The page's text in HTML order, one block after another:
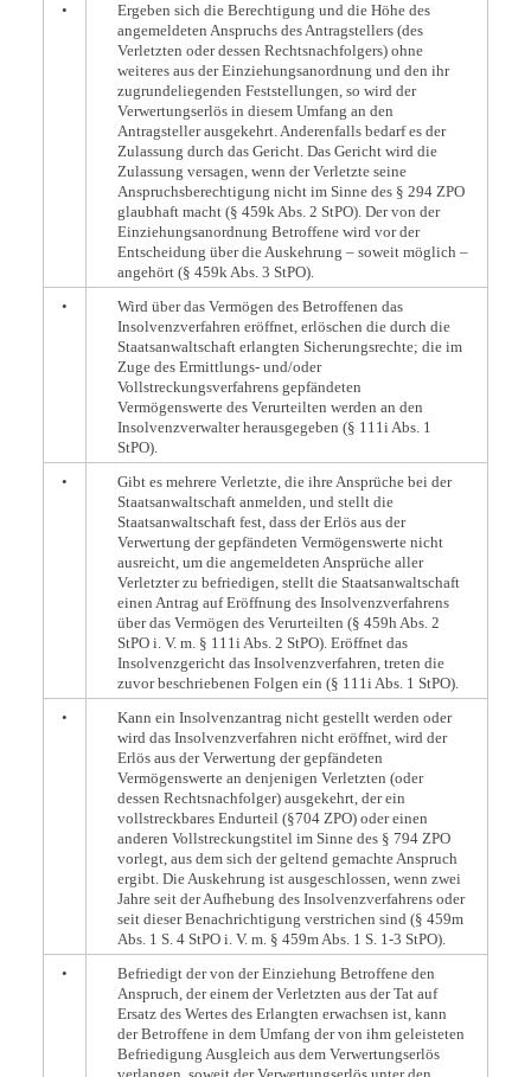
•
Ergeben sich die Berechtigung und die Höhe des
angemeldeten Anspruchs des Antragstellers (des
Verletzten oder dessen Rechtsnachfolgers) ohne
weiteres aus der Einziehungsanordnung und den ihr
zugrundeliegenden Feststellungen, so wird der
Verwertungserlös in diesem Umfang an den
Antragsteller ausgekehrt. Anderenfalls bedarf es der
Zulassung durch das Gericht. Das Gericht wird die
Zulassung versagen, wenn der Verletzte seine
Anspruchsberechtigung nicht im Sinne des § 294 ZPO
glaubhaft macht (§ 459k Abs. 2 StPO). Der von der
Einziehungsanordnung Betroffene wird vor der
Entscheidung über die Auskehrung – soweit möglich –
angehört (§ 459k Abs. 3 StPO).
•
Wird über das Vermögen des Betroffenen das
Insolvenzverfahren eröffnet, erlöschen die durch die
Staatsanwaltschaft erlangten Sicherungsrechte; die im
Zuge des Ermittlungs- und/oder
Vollstreckungsverfahrens gepfändeten
Vermögenswerte des Verurteilten werden an den
Insolvenzverwalter herausgegeben (§ 111i Abs. 1
StPO).
•
Gibt es mehrere Verletzte, die ihre Ansprüche bei der
Staatsanwaltschaft anmelden, und stellt die
Staatsanwaltschaft fest, dass der Erlös aus der
Verwertung der gepfändeten Vermögenswerte nicht
ausreicht, um die angemeldeten Ansprüche aller
Verletzter zu befriedigen, stellt die Staatsanwaltschaft
einen Antrag auf Eröffnung des Insolvenzverfahrens
über das Vermögen des Verurteilten (§ 459h Abs. 2
StPO i. V. m. § 111i Abs. 2 StPO). Eröffnet das
Insolvenzgericht das Insolvenzverfahren, treten die
zuvor beschriebenen Folgen ein (§ 111i Abs. 1 StPO).
•
Kann ein Insolvenzantrag nicht gestellt werden oder
wird das Insolvenzverfahren nicht eröffnet, wird der
Erlös aus der Verwertung der gepfändeten
Vermögenswerte an denjenigen Verletzten (oder
dessen Rechtsnachfolger) ausgekehrt, der ein
vollstreckbares Endurteil (§704 ZPO) oder einen
anderen Vollstreckungstitel im Sinne des § 794 ZPO
vorlegt, aus dem sich der geltend gemachte Anspruch
ergibt. Die Auskehrung ist ausgeschlossen, wenn zwei
Jahre seit der Aufhebung des Insolvenzverfahrens oder
seit dieser Benachrichtigung verstrichen sind (§ 459m
Abs. 1 S. 4 StPO i. V. m. § 459m Abs. 1 S. 1-3 StPO).
•
Befriedigt der von der Einziehung Betroffene den
Anspruch, der einem der Verletzten aus der Tat auf
Ersatz des Wertes des Erlangten erwachsen ist, kann
der Betroffene in dem Umfang der von ihm geleisteten
Befriedigung Ausgleich aus dem Verwertungserlös